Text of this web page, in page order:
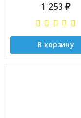
1 253 ₽
В корзину